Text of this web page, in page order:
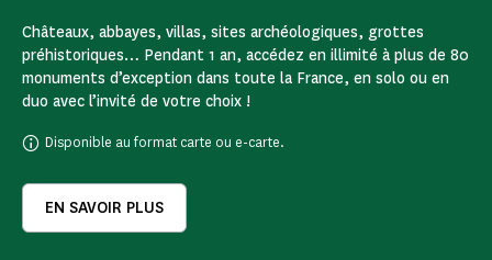
Châteaux, abbayes, villas, sites archéologiques, grottes
préhistoriques… Pendant 1 an, accédez en illimité à plus de 80
monuments d’exception dans toute la France, en solo ou en
duo avec l’invité de votre choix !
Disponible au format carte ou e-carte.
EN SAVOIR PLUS